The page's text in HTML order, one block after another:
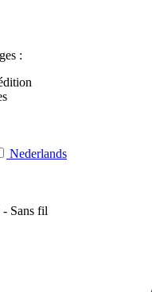
:
Nederlands
Sans fil